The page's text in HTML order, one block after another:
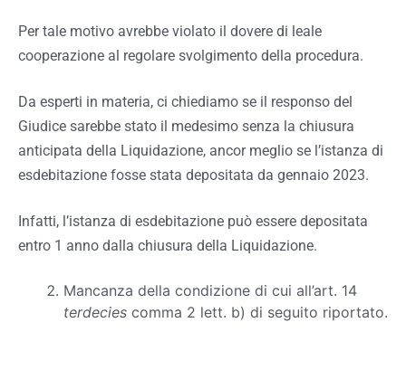
Per tale motivo avrebbe violato il dovere di leale
cooperazione al regolare svolgimento della procedura.
Da esperti in materia, ci chiediamo se il responso del
Giudice sarebbe stato il medesimo senza la chiusura
anticipata della Liquidazione, ancor meglio se l’istanza di
esdebitazione fosse stata depositata da gennaio 2023.
Infatti, l’istanza di esdebitazione può essere depositata
entro 1 anno dalla chiusura della Liquidazione.
Mancanza della condizione di cui all’art. 14
terdecies comma 2 lett. b) di seguito riportato.